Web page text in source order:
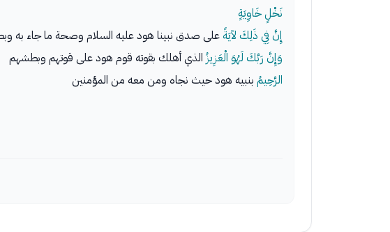
نَخْلٍ خَاوِيَةٍ
إِنَّ فِي ذَلِكَ لآيَةً على صدق نبينا هود عليه السلام وصحة ما جاء به
وَإِنَّ رَبَّكَ لَهُوَ الْعَزِيزُ الذي أهلك بقوته قوم هود على قوتهم وبطشهم
الرَّحِيمُ بنبيه هود حيث نجاه ومن معه من المؤمنين